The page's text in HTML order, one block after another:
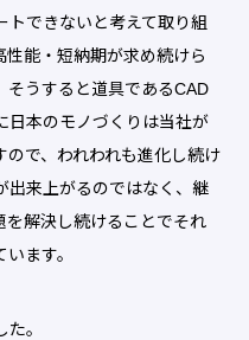
トできないと考えて取り組
能・短納期が求め続けら
そうすると道具であるCAD
日本のモノづくりは当社が
で、われわれも進化し続け
出来上がるのではなく、継
を解決し続けることでそれ
ます。
。